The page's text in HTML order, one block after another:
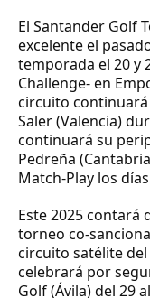
El Santander Golf
excelente el
temporada el 20 y
Challenge- en
circuito continuará
Saler (Valencia)
continuará su
Pedreña
Match-Play los
Este 2025 contará
torneo co-
circuito satélite del
celebrará por
Golf (Ávila) del 29